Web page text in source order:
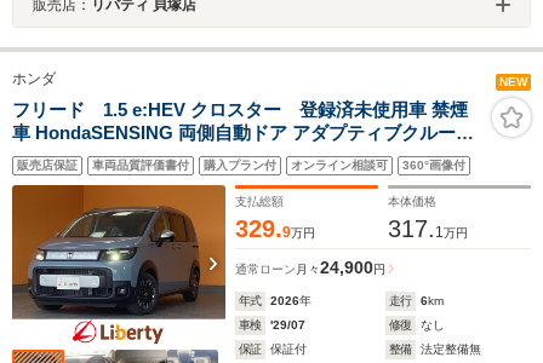
販売店： リバティ 貝塚店
ホンダ NEW
フリード 1.5 e:HEV クロスター 登録済未使用車 禁煙
車 HondaSENSING 両側自動ドア アダプティブクルーズ
コントロール 電子パーキング 前席シートヒーター ブライ
ンドスポットモニター LEDヘッドライト スマートキー 純
正アルミホイール
販売店保証 車両品質評価書付 購入プラン付 オンライン相談可 360°画像付
支払総額
329.9万円
本体価格
317. 1万円
通常ローン 月々24,900円
年式 2026年 走行 6km
車検
'29/07 修復
なし
保証
保証付 整備
法定整備無